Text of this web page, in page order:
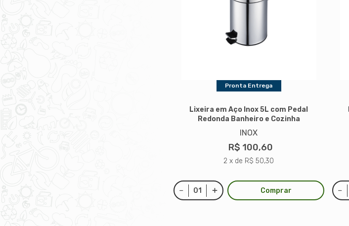
Pronta Entrega
Lixeira em Aço Inox 5L com Pedal
Redonda Banheiro e Cozinha
INOX
R$ 100,60
2 x de R$ 50,30
Comprar